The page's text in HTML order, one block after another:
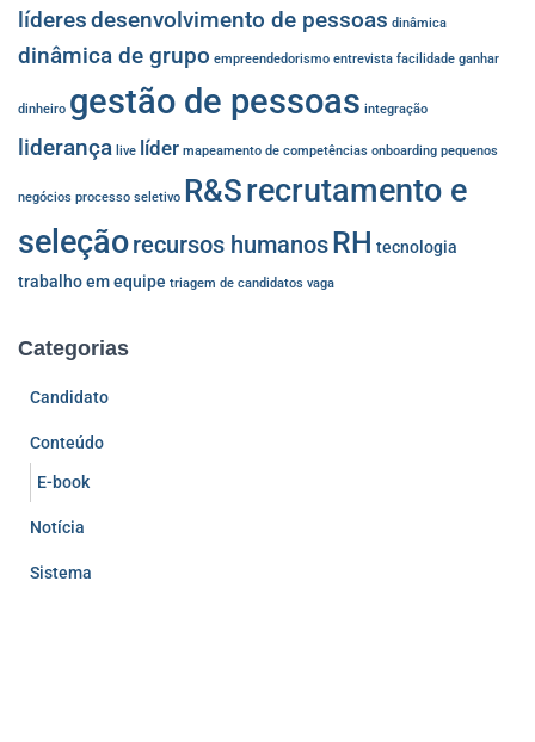
líderesdesenvolvimento de pessoas dinâmica
dinâmica de grupo empreendedorismo entrevista facilidade ganhar
dinheiro gestão de pessoas integração
liderança live líder mapeamento de competências onboarding pequenos
negócios processo seletivo R&Srecrutamento e
seleçãorecursos humanosRH tecnologia
trabalho em equipe triagem de candidatos vaga
Categorias
Candidato
Conteúdo
E-book
Notícia
Sistema